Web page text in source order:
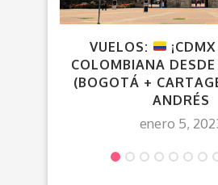
VUELOS:
COLOMBIANA
(BOGOTÁ +
ANDRÉS
enero 5,